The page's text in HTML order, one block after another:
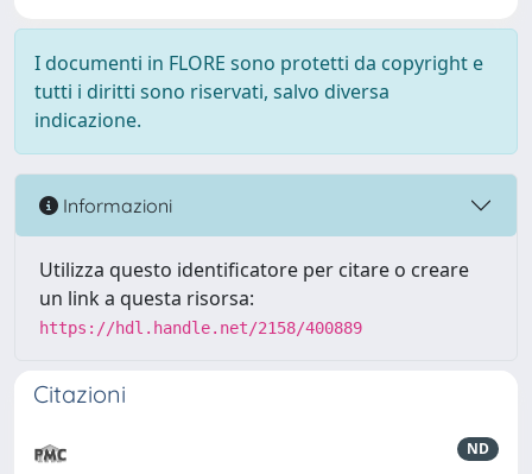
I documenti in FLORE sono protetti da copyright e
tutti i diritti sono riservati, salvo diversa
indicazione.
Informazioni
Utilizza questo identificatore per citare o creare
un link a questa risorsa:
https://hdl.handle.net/2158/400889
Citazioni
ND